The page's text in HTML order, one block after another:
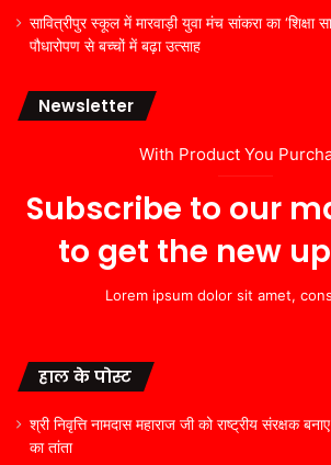
सावित्रीपुर स्कूल में मारवाड़ी युवा मंच सांकरा का ‘शिक्षा
पौधारोपण से बच्चों में बढ़ा उत्साह
Newsletter
With Product You
Subscribe to our
to get the new
Lorem ipsum dolor sit amet,
हाल के पोस्ट
श्री निवृत्ति नामदास महाराज जी को राष्ट्रीय संरक्षक
का तांता